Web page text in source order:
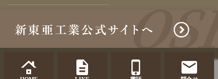
© Shintoakogyo co.ltd. All Rights Reserved.